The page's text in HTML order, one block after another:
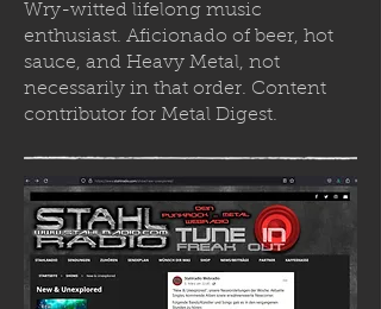
Wry-witted lifelong music
enthusiast. Aficionado of beer, hot
sauce, and Heavy Metal, not
necessarily in that order. Content
contributor for Metal Digest.